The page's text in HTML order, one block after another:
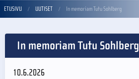
ETUSIVU UUTISET In memoriam Tutu Sohlberg
In memoriam Tutu Sohlberg
10.6.2026